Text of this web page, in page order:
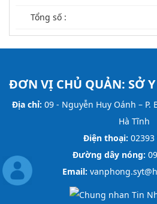
Tổng số :
ĐƠN VỊ CHỦ QUẢN: SỞ
Địa chỉ: 09 - Nguyễn Huy Oánh – P.
Hà Tĩnh
Điện thoại: 02393
Đường dây nóng:
Email: